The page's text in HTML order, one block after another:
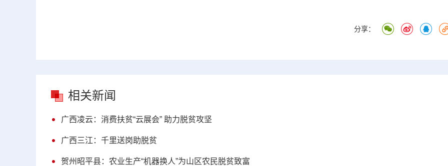
分享：
相关新闻
广西凌云：消费扶贫“云展会” 助力脱贫攻坚
广西三江：千里送岗助脱贫
贺州昭平县：农业生产“机器换人”为山区农民脱贫致富